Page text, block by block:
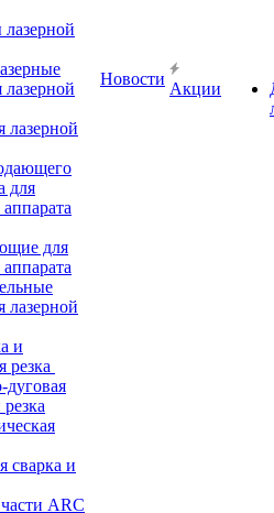
лазерной
для
для
лазерной
и
резка
сварка и
ARC
Новости
Акции